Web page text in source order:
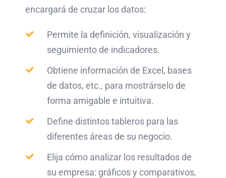
encargará de cruzar los datos:
Permite la definición, visualización y
seguimiento de indicadores.
Obtiene información de Excel, bases
de datos, etc., para mostrárselo de
forma amigable e intuitiva.
Define distintos tableros para las
diferentes áreas de su negocio.
Elija cómo analizar los resultados de
su empresa: gráficos y comparativos,